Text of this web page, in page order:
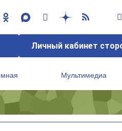
Личный кабинет
Мультимедиа